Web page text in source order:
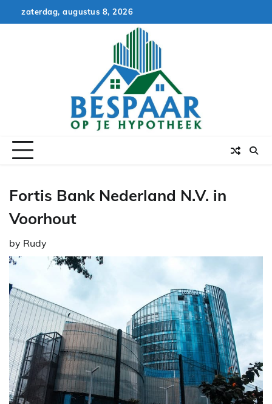
to
zaterdag, augustus 8, 2026
Fortis Bank Nederland N.V. in
Voorhout
by Rudy